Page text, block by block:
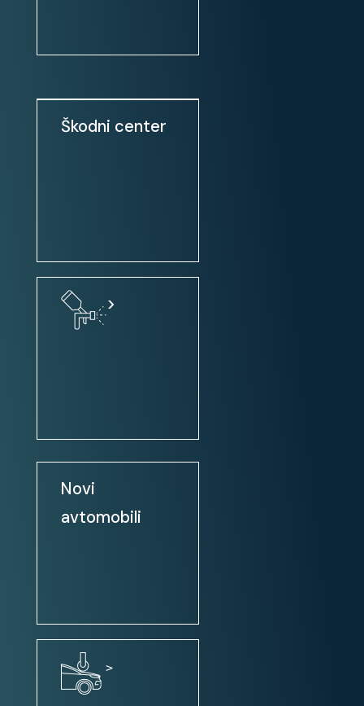
PDC/Parktronic
senzorji
pomoč pri parkiranju: zadnji
vozilo ni bilo karambolirano
1. lastnik
+ ZADNJI DEL VOZILA
ELEKTRIČNO OGREVANO
VETROBRANSKO STEKLO
MOŽNOST SPREMINJANJA
SENZORJEV
DODATNO TONIRANA STEKLA ZA
B-STEBRIČKOM
Škodni center
>
Novi
avtomobili
>